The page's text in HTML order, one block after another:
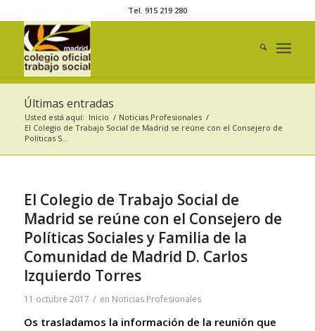
Tel. 915 219 280
Últimas entradas
Usted está aquí: Inicio / Noticias Profesionales /
El Colegio de Trabajo Social de Madrid se reúne con el Consejero de
Políticas S...
El Colegio de Trabajo Social de
Madrid se reúne con el Consejero de
Políticas Sociales y Familia de la
Comunidad de Madrid D. Carlos
Izquierdo Torres
11 octubre 2017 / en Noticias Profesionales
Os trasladamos la información de la reunión que